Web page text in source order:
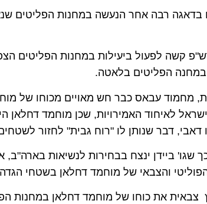
בדאגה רבה אחר הנעשה במחנות הפליטים
קשה לפעול ביעילות במחנות הפליטים
הפליטים בלאטה.
מחמוד עבאס כבר חש מאויים מכוחו של
לאיחוד האמירויות, שכן מוחמד דחלאן
דאבי, דבר שנותן לו "רוח גבית" לחזור
שגו' ביידן ינצח בבחירות לנשיאות בארה"ב,
והצבאי של מוחמד דחלאן בשטחי
צבאית את כוחו של מוחמד דחלאן במחנות